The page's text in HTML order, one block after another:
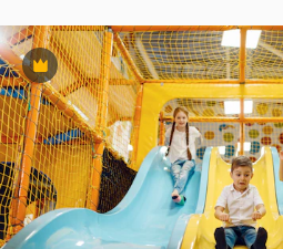
Premium